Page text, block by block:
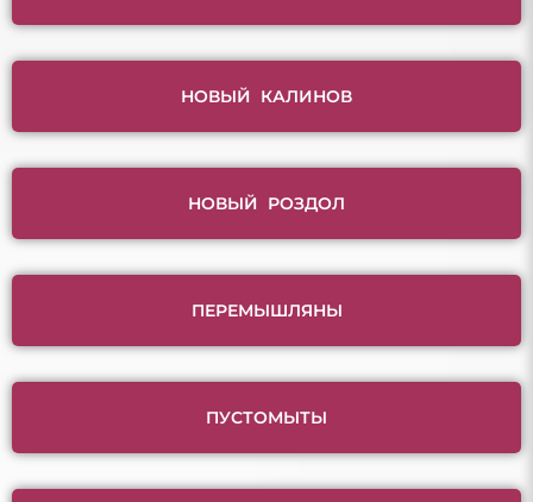
НОВЫЙ КАЛИНОВ
НОВЫЙ РОЗДОЛ
ПЕРЕМЫШЛЯНЫ
ПУСТОМЫТЫ